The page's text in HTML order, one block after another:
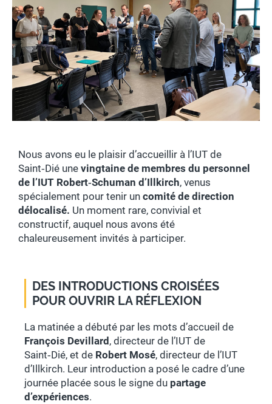
Nous avons eu le plaisir d’accueillir à l’IUT de
Saint‑Dié une vingtaine de membres du personnel
de l’IUT Robert‑Schuman d’Illkirch, venus
spécialement pour tenir un comité de direction
délocalisé. Un moment rare, convivial et
constructif, auquel nous avons été
chaleureusement invités à participer.
DES INTRODUCTIONS CROISÉES
POUR OUVRIR LA RÉFLEXION
La matinée a débuté par les mots d’accueil de
François Devillard , directeur de l’IUT de
Saint‑Dié, et de Robert Mosé, directeur de l’IUT
d’Illkirch. Leur introduction a posé le cadre d’une
journée placée sous le signe du partage
d’expériences.